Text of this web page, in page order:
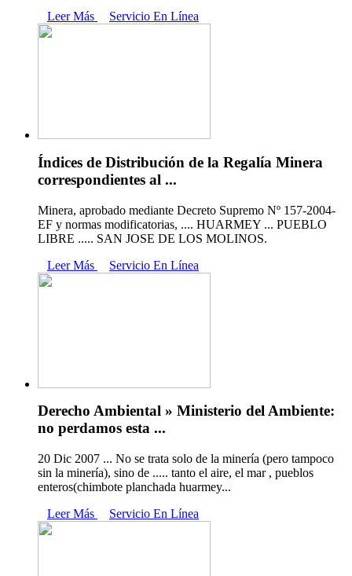
Leer Más
Servicio En Línea
Índices de Distribución de la Regalía Minera
correspondientes al ...
Minera, aprobado mediante Decreto Supremo Nº 157-2004-
EF y normas modificatorias, .... HUARMEY ... PUEBLO
LIBRE ..... SAN JOSE DE LOS MOLINOS.
Leer Más
Servicio En Línea
Derecho Ambiental » Ministerio del Ambiente:
no perdamos esta ...
20 Dic 2007 ... No se trata solo de la minería (pero tampoco
sin la minería), sino de ..... tanto el aire, el mar , pueblos
enteros(chimbote planchada huarmey...
Leer Más
Servicio En Línea